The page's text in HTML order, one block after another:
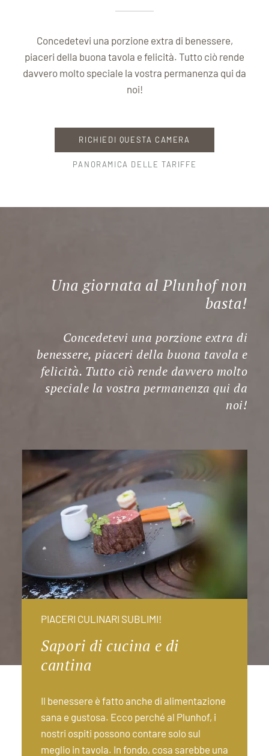
Concedetevi una porzione extra di benessere,
piaceri della buona tavola e felicità. Tutto ciò rende
davvero molto speciale la vostra permanenza qui da
noi!
RICHIEDI QUESTA CAMERA
PANORAMICA DELLE TARIFFE
Una giornata al Plunhof non
basta!
Concedetevi una porzione extra di
benessere, piaceri della buona tavola e
felicità. Tutto ciò rende davvero molto
speciale la vostra permanenza qui da
noi!
PIACERI CULINARI SUBLIMI!
Sapori di cucina e di
cantina
Il benessere è fatto anche di alimentazione
sana e gustosa. Ecco perché al Plunhof, i
nostri ospiti possono contare solo sul
meglio in tavola. In fondo, cosa sarebbe una